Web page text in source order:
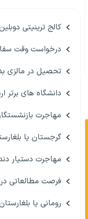
کالج ترینیتی
درخواست وقت
تحصیل در مالزی
دانشگاه های برتر
مهاجرت
گرجستان یا
مهاجرت دستیار
فرصت مطالعاتی در
رومانی یا